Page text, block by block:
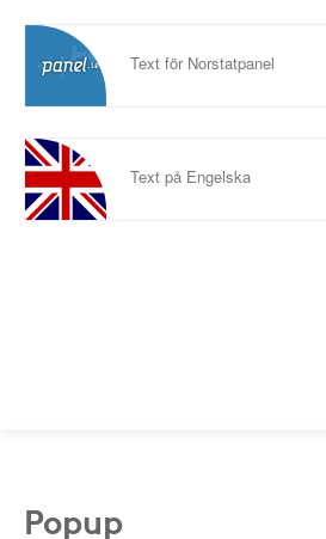
Text för Norstatpanel
Text på Engelska
Popup